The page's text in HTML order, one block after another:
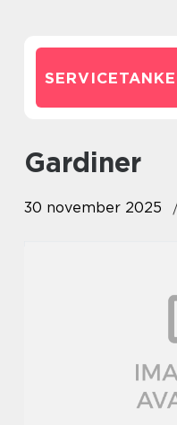
gardiner
30 november 2025